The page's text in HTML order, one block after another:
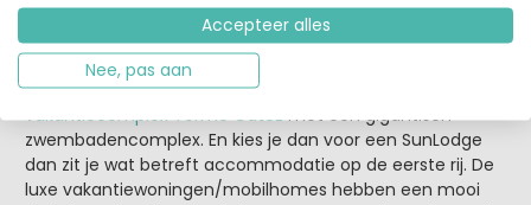
En dan heb je op de grens met Kroatië ook nog dit grote
vakantiecomplex Terme Catezmet een gigantisch
zwembadencomplex. En kies je dan voor een SunLodge
dan zit je wat betreft accommodatie op de eerste rij. De
luxe vakantiewoningen/mobilhomes hebben een mooi
Accepteer alles
Nee, pas aan